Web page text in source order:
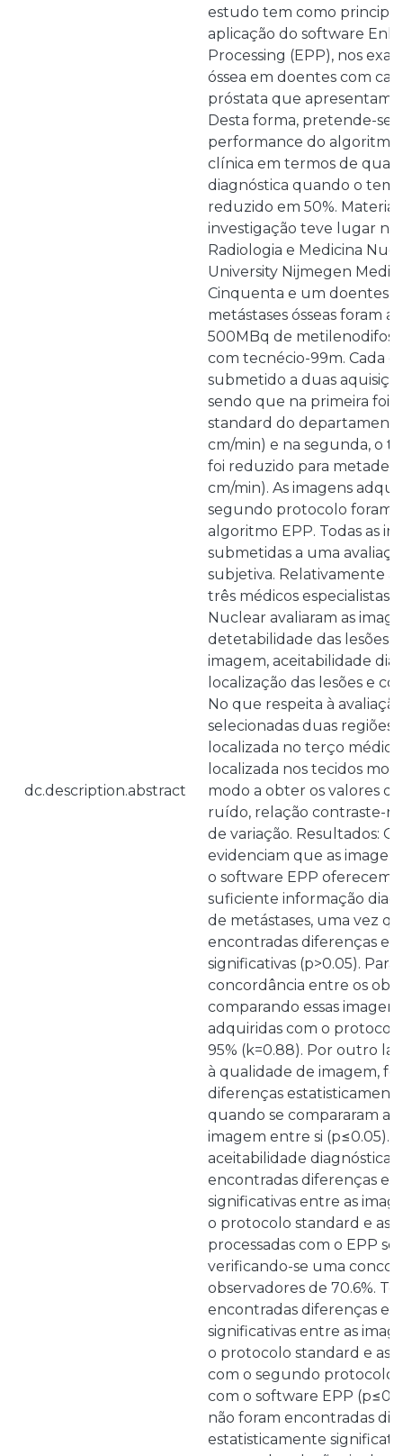
dc.description.abstract
estudo tem como
aplicação do software
Processing (EPP), nos
óssea em doentes com
próstata que apresentam
Desta forma, pretende-se
performance do algoritmo
clínica em termos de
diagnóstica quando o
reduzido em 50%. Material
investigação teve lugar
Radiologia e Medicina
University Nijmegen
Cinquenta e um doentes
metástases ósseas foram
500MBq de
com tecnécio-99m. Cada
submetido a duas
sendo que na primeira foi
standard do
cm/min) e na segunda, o
foi reduzido para metade
cm/min). As imagens
segundo protocolo foram
algoritmo EPP. Todas as
submetidas a uma
subjetiva. Relativamente à
três médicos especialistas
Nuclear avaliaram as
detetabilidade das lesões,
imagem, aceitabilidade
localização das lesões e
No que respeita à
selecionadas duas regiões
localizada no terço médio
localizada nos tecidos
modo a obter os valores
ruído, relação contraste-
de variação. Resultados:
evidenciam que as
o software EPP oferecem
suficiente informação
de metástases, uma vez
encontradas diferenças
significativas (p>0.05). Para
concordância entre os
comparando essas
adquiridas com o
95% (k=0.88). Por outro
à qualidade de imagem,
diferenças
quando se compararam as
imagem entre si (p≤0.05).
aceitabilidade diagnóstica,
encontradas diferenças
significativas entre as
o protocolo standard e as
processadas com o EPP
verificando-se uma
observadores de 70.6%.
encontradas diferenças
significativas entre as
o protocolo standard e as
com o segundo protocolo
com o software EPP
não foram encontradas
estatisticamente